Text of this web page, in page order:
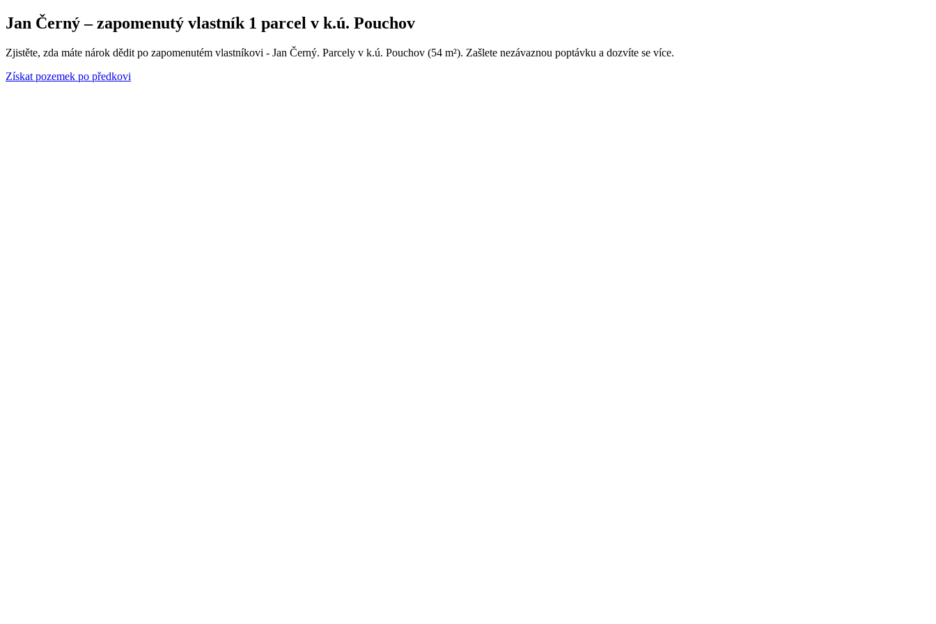
Jan Černý – zapomenutý vlastník 1 parcel v k.ú. Pouchov
Zjistěte, zda máte nárok dědit po zapomenutém vlastníkovi - Jan Černý. Parcely v k.ú. Pouchov (54 m²). Zašlete nezávaznou poptávku a dozvíte se více.
Získat pozemek po předkovi